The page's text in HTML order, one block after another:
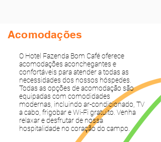
Acomodações
O Hotel Fazenda Bom Café oferece
acomodações aconchegantes e
confortáveis para atender a todas as
necessidades dos nossos hóspedes.
Todas as opções de acomodação são
equipadas com comodidades
modernas, incluindo ar-condicionado, TV
a cabo, frigobar e Wi-Fi gratuito. Venha
relaxar e desfrutar de nossa
hospitalidade no coração do campo.